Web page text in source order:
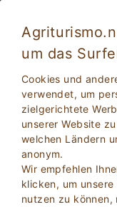
um das
Cookies und
verwendet, um
zielgerichtete
unserer Website
welchen Ländern
anonym.
Wir empfehlen
klicken, um
nutzen zu können,
Ferien auf